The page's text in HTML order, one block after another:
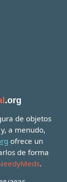
.org
de objetos
a menudo,
ofrece un
de forma
.